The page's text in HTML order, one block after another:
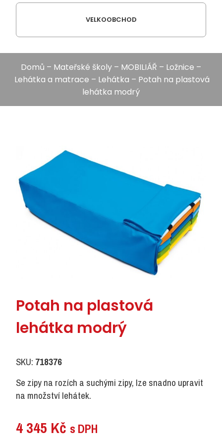
VELKOOBCHOD
Domů – Mateřské školy – MOBILIÁŘ – Ložnice –
Lehátka a matrace – Lehátka – Potah na plastová
lehátka modrý
Potah na plastová
lehátka modrý
SKU: 718376
Se zipy na rozích a suchými zipy, lze snadno upravit
na množství lehátek.
4 345 Kč s DPH